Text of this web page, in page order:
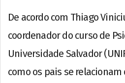
De acordo com Thiago
coordenador do curso de
Universidade Salvador
como os pais se